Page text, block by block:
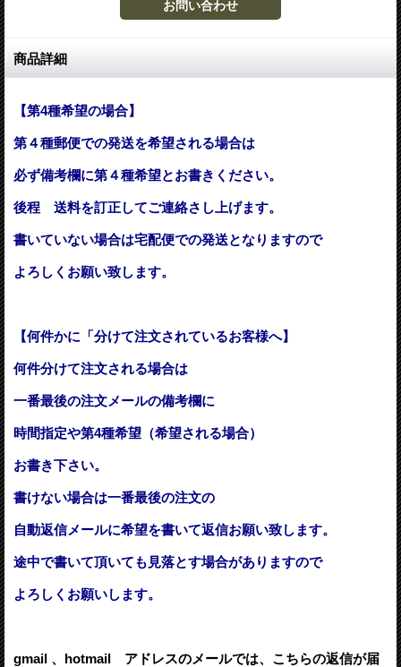
商品詳細
【第4種希望の場合】
第４種郵便での発送を希望される場合は
必ず備考欄に第４種希望とお書きください。
後程 送料を訂正してご連絡さし上げます。
書いていない場合は宅配便での発送となりますので
よろしくお願い致します。
【何件かに「分けて注文されているお客様へ】
何件分けて注文される場合は
一番最後の注文メールの備考欄に
時間指定や第4種希望（希望される場合）
お書き下さい。
書けない場合は一番最後の注文の
自動返信メールに希望を書いて返信お願い致します。
途中で書いて頂いても見落とす場合がありますので
よろしくお願いします。
gmail 、hotmail アドレスのメールでは、こちらの返信が届